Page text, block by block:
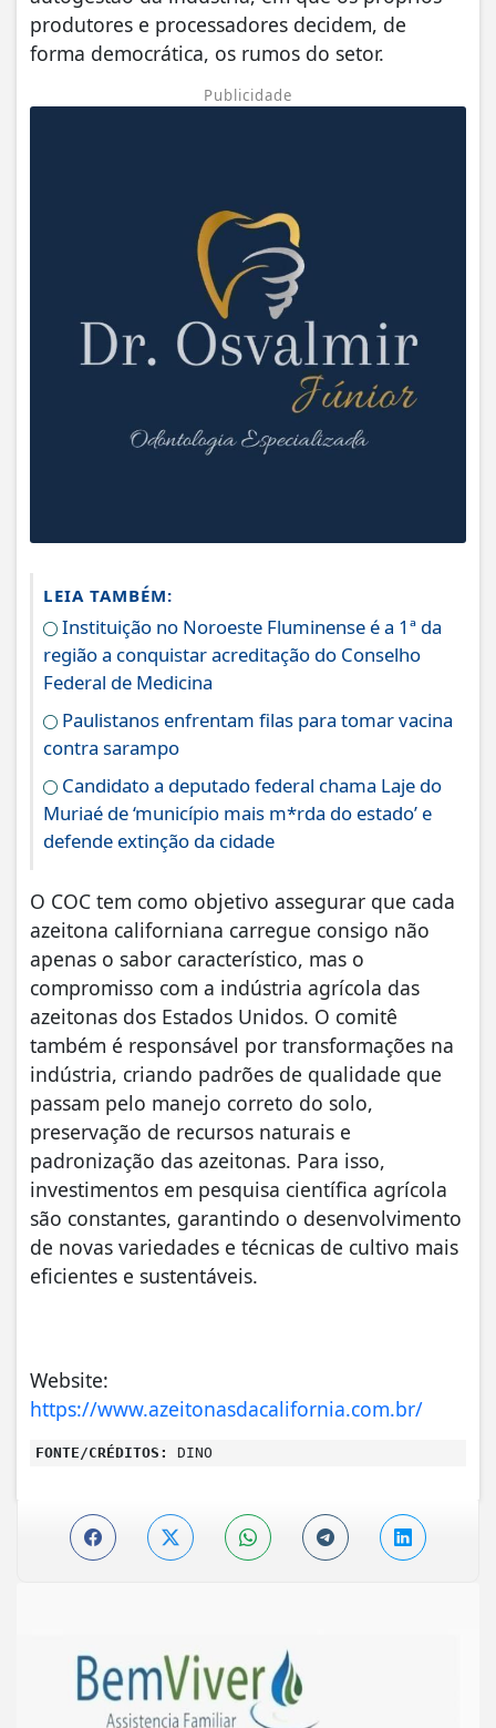
produtores e processadores decidem, de
forma democrática, os rumos do setor.
Publicidade
LEIA TAMBÉM:
Instituição no Noroeste Fluminense é a 1ª da
região a conquistar acreditação do Conselho
Federal de Medicina
Paulistanos enfrentam filas para tomar vacina
contra sarampo
Candidato a deputado federal chama Laje do
Muriaé de ‘município mais m*rda do estado’ e
defende extinção da cidade
O COC tem como objetivo assegurar que cada
azeitona californiana carregue consigo não
apenas o sabor característico, mas o
compromisso com a indústria agrícola das
azeitonas dos Estados Unidos. O comitê
também é responsável por transformações na
indústria, criando padrões de qualidade que
passam pelo manejo correto do solo,
preservação de recursos naturais e
padronização das azeitonas. Para isso,
investimentos em pesquisa científica agrícola
são constantes, garantindo o desenvolvimento
de novas variedades e técnicas de cultivo mais
eficientes e sustentáveis.
Website:
https://www.azeitonasdacalifornia.com.br/
FONTE/CRÉDITOS: DINO